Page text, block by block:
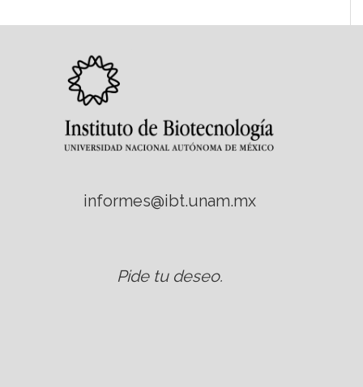
informes@ibt.unam.mx
Pide tu deseo.